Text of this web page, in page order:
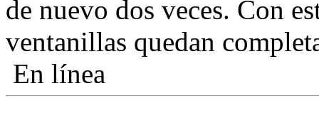
de nuevo dos veces. Con
ventanillas quedan
En línea